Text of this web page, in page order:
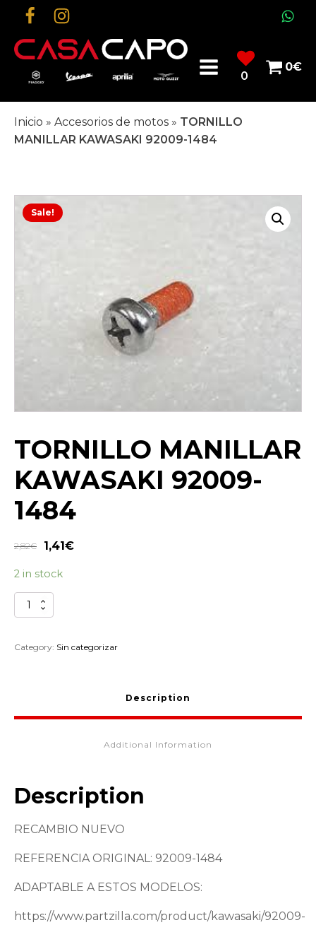
0
0€
Inicio » Accesorios de motos » TORNILLO
MANILLAR KAWASAKI 92009-1484
Sale!
TORNILLO MANILLAR
KAWASAKI 92009-
1484
2,82€ 1,41€
2 in stock
TORNILLO
MANILLAR
92009-
Category: Sin categorizar
Description
Additional Information
Description
RECAMBIO NUEVO
REFERENCIA ORIGINAL: 92009-1484
ADAPTABLE A ESTOS MODELOS:
https://www.partzilla.com/product/kawasaki/92009-